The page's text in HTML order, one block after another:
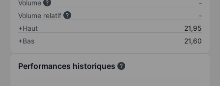
Volume
-
Volume relatif
-
+Haut
21,95
+Bas
21,60
Performances historiques